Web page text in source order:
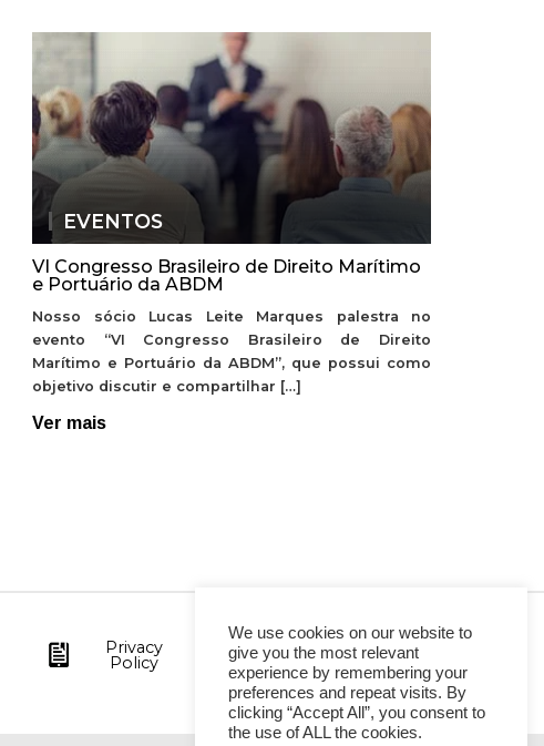
EVENTOS
VI Congresso Brasileiro de Direito Marítimo
e Portuário da ABDM
Nosso sócio Lucas Leite Marques palestra no
evento “VI Congresso Brasileiro de Direito
Marítimo e Portuário da ABDM”, que possui como
objetivo discutir e compartilhar […]
Ver mais
Privacy
Policy
We use cookies on our website to
give you the most relevant
experience by remembering your
preferences and repeat visits. By
clicking “Accept All”, you consent to
the use of ALL the cookies.